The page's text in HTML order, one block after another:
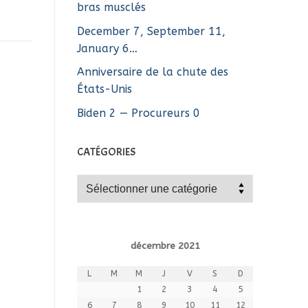
bras musclés
December 7, September 11,
January 6…
Anniversaire de la chute des
États-Unis
Biden 2 — Procureurs 0
CATÉGORIES
Catégories
décembre 2021
L M M J V S
D
1
2 3 4
5
6
7 8 9 10 11
12